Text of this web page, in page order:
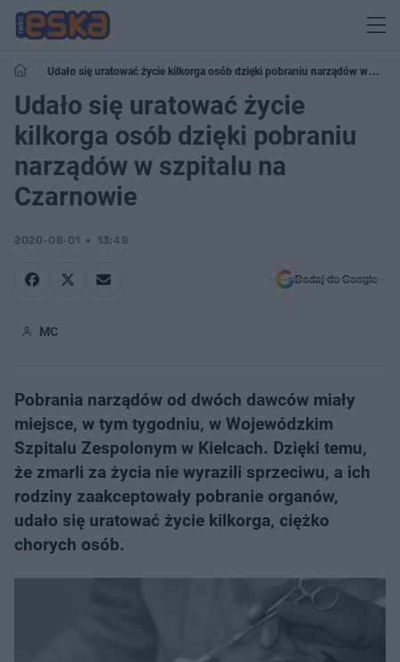
Udało się uratować życie kilkorga osób dzięki pobraniu narządów w
szpitalu na Czarnowie
Udało się uratować życie
kilkorga osób dzięki pobraniu
narządów w szpitalu na
Czarnowie
2020-08-01 13:49
Dodaj do Google
MC
Pobrania narządów od dwóch dawców miały
miejsce, w tym tygodniu, w Wojewódzkim
Szpitalu Zespolonym w Kielcach. Dzięki temu,
że zmarli za życia nie wyrazili sprzeciwu, a ich
rodziny zaakceptowały pobranie organów,
udało się uratować życie kilkorga, ciężko
chorych osób.